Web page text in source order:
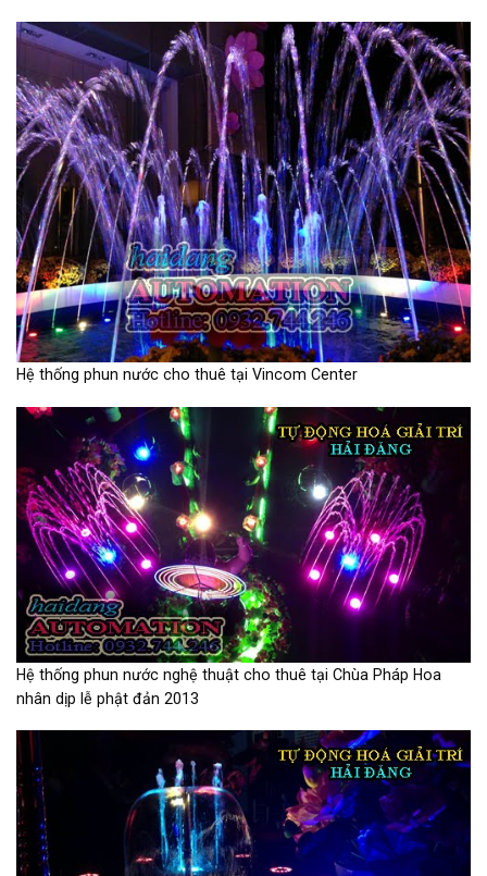
Hệ thống phun nước cho thuê tại Vincom Center
Hệ thống phun nước nghệ thuật cho thuê tại Chùa Pháp Hoa
nhân dịp lễ phật đản 2013